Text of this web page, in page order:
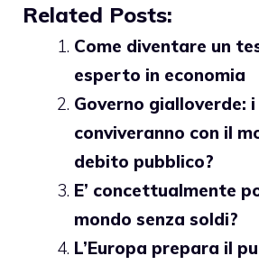
Related Posts:
Come diventare un
esperto in economia
Governo gialloverde:
conviveranno con il
debito pubblico?
E’ concettualmente
mondo senza soldi?
L’Europa prepara il